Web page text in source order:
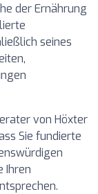
der Ernährung
seines
von Höxter
Sie fundierte
Ihren